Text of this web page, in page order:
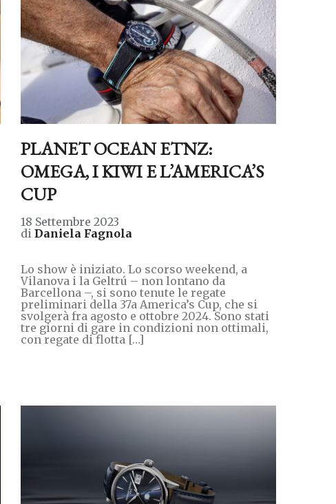
PLANET OCEAN ETNZ:
OMEGA, I KIWI E L’AMERICA’S
CUP
18 Settembre 2023
diDaniela Fagnola
Lo show è iniziato. Lo scorso weekend, a
Vilanova i la Geltrú – non lontano da
Barcellona –, si sono tenute le regate
preliminari della 37a America’s Cup, che si
svolgerà fra agosto e ottobre 2024. Sono stati
tre giorni di gare in condizioni non ottimali,
con regate di flotta […]